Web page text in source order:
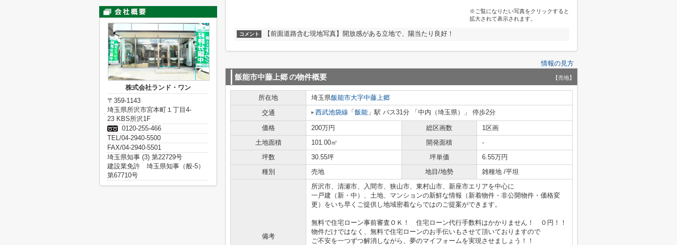
※ご覧になりたい写真をクリックすると
拡大されて表示されます。
コメント 【前面道路含む現地写真】開放感がある立地で、陽当たり良好！
情報の見方
飯能市中藤上郷の物件概要 【売地】
所在地 埼玉県飯能市大字中藤上郷
交通
西武池袋線 「 飯能 」駅 バス31分 「中内（埼玉県）」 停歩2分
価格 200万円 総区画数
1区画
土地面積
101.00㎡ 開発面積
-
坪数
30.55坪 坪単価
6.55万円
種別
売地 地目/地勢 雑種地 /平坦
備考
所沢市、清瀬市、入間市、狭山市、東村山市、新座市エリアを中心に
一戸建（新・中）、土地、マンションの新鮮な情報（新着物件・非公開物件・価格変
更）をいち早くご提供し地域密着ならではのご提案ができます。
無料で住宅ローン事前審査ＯＫ！ 住宅ローン代行手数料はかかりません！ ０円！！
物件だけではなく、無料で住宅ローンのお手伝いもさせて頂いておりますので
ご不安を一つずつ解消しながら、夢のマイフォームを実現させましょう！！
株式会社ランド・ワン
〒359-1143
埼玉県所沢市宮本町１丁目4-
23 KBS所沢1F
0120-255-466
TEL/04-2940-5500
FAX/04-2940-5501
埼玉県知事 (3) 第22729号
建設業免許 埼玉県知事（般-5）
第67710号